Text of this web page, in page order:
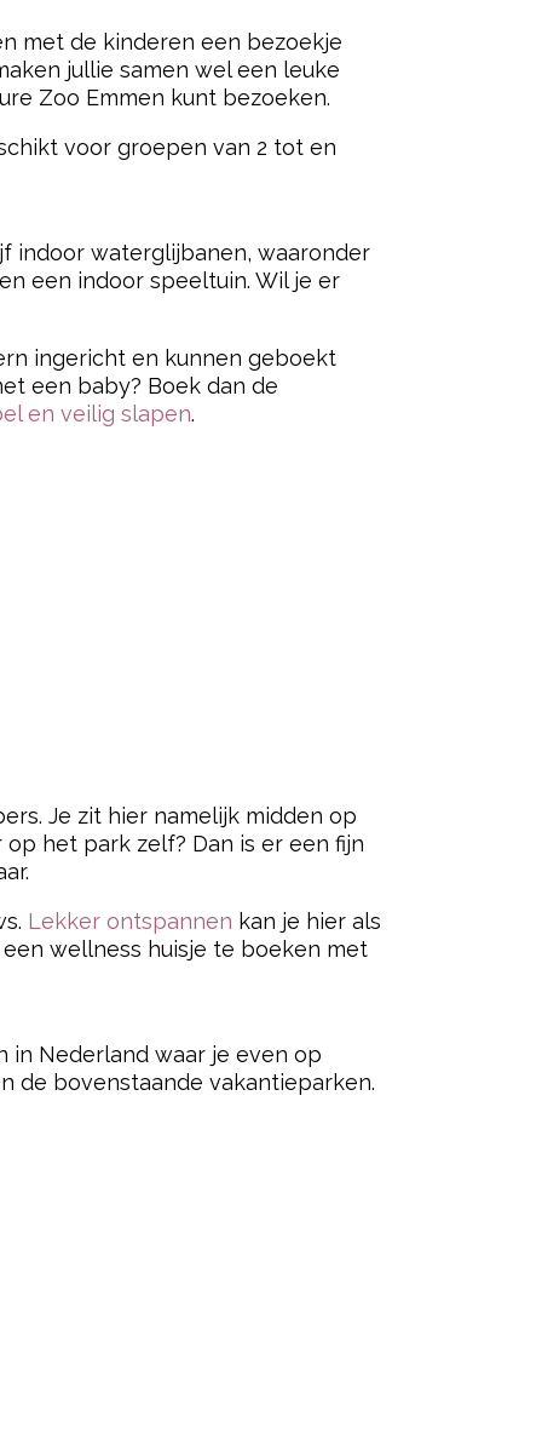
met de kinderen een bezoekje
jullie samen wel een leuke
Zoo Emmen kunt bezoeken.
voor groepen van 2 tot en
indoor waterglijbanen, waaronder
een indoor speeltuin. Wil je er
ingericht en kunnen geboekt
een baby? Boek dan de
en veilig slapen.
Je zit hier namelijk midden op
het park zelf? Dan is er een fijn
Lekker ontspannen kan je hier als
wellness huisje te boeken met
in Nederland waar je even op
de bovenstaande vakantieparken.